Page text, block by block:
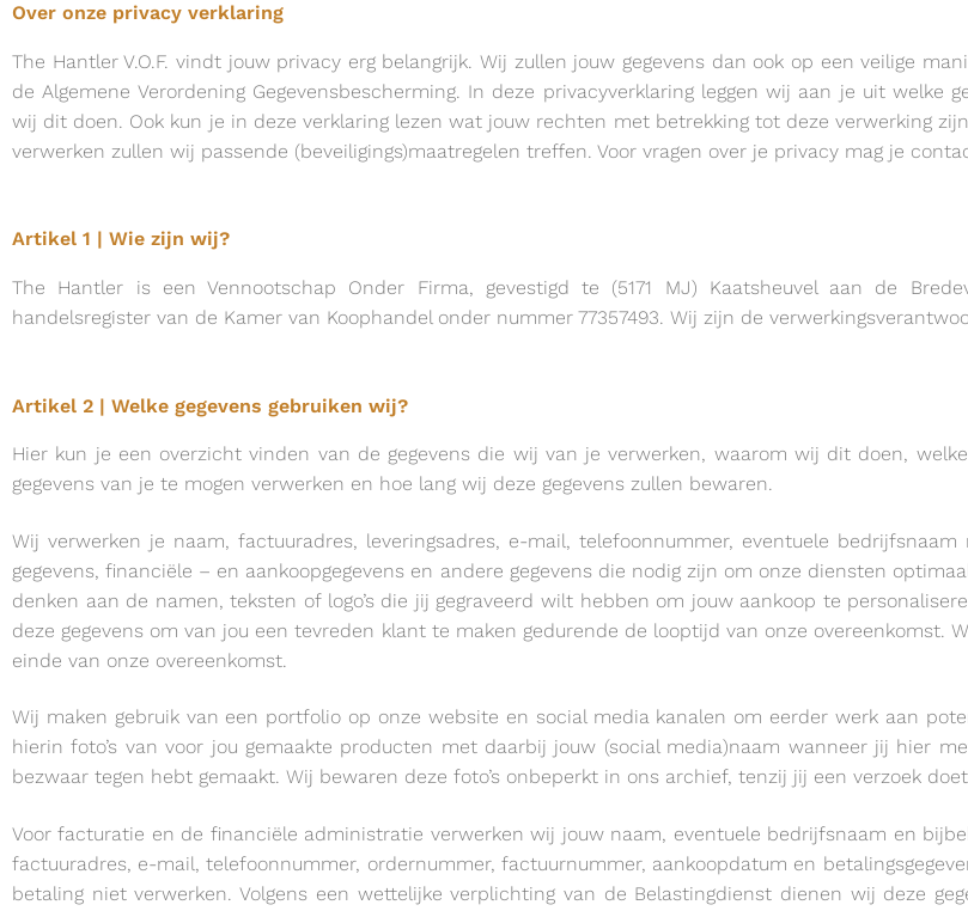
Over onze privacy verklaring
The Hantler V.O.F. vindt jouw privacy erg belangrijk. Wij zullen jouw gegevens dan ook op een veilige
de Algemene Verordening Gegevensbescherming. In deze privacyverklaring leggen wij aan je uit welke
wij dit doen. Ook kun je in deze verklaring lezen wat jouw rechten met betrekking tot deze verwerking
verwerken zullen wij passende (beveiligings)maatregelen treffen. Voor vragen over je privacy mag je
Artikel 1 | Wie zijn wij?
The Hantler is een Vennootschap Onder Firma, gevestigd te (5171 MJ) Kaatsheuvel aan de
handelsregister van de Kamer van Koophandel onder nummer 77357493. Wij zijn de
Artikel 2 | Welke gegevens gebruiken wij?
Hier kun je een overzicht vinden van de gegevens die wij van je verwerken, waarom wij dit doen,
gegevens van je te mogen verwerken en hoe lang wij deze gegevens zullen bewaren.
Wij verwerken je naam, factuuradres, leveringsadres, e-mail, telefoonnummer, eventuele
gegevens, financiële – en aankoopgegevens en andere gegevens die nodig zijn om onze diensten
denken aan de namen, teksten of logo’s die jij gegraveerd wilt hebben om jouw aankoop te
deze gegevens om van jou een tevreden klant te maken gedurende de looptijd van onze overeenkomst.
einde van onze overeenkomst.
Wij maken gebruik van een portfolio op onze website en social media kanalen om eerder werk aan
hierin foto’s van voor jou gemaakte producten met daarbij jouw (social media)naam wanneer jij hier
bezwaar tegen hebt gemaakt. Wij bewaren deze foto’s onbeperkt in ons archief, tenzij jij een verzoek
Voor facturatie en de financiële administratie verwerken wij jouw naam, eventuele bedrijfsnaam en
factuuradres, e-mail, telefoonnummer, ordernummer, factuurnummer, aankoopdatum en
betaling niet verwerken. Volgens een wettelijke verplichting van de Belastingdienst dienen wij deze